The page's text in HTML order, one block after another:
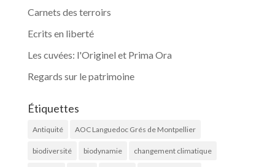
Carnets des terroirs
Ecrits en liberté
Les cuvées: l'Originel et Prima Ora
Regards sur le patrimoine
Étiquettes
Antiquité AOC Languedoc Grés de Montpellier
biodiversité biodynamie changement climatique